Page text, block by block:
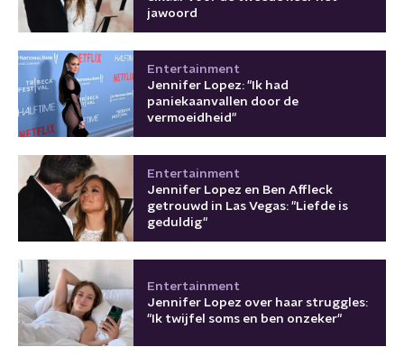
jawoord
Entertainment
Jennifer Lopez: "Ik had
paniekaanvallen door de
vermoeidheid"
Entertainment
Jennifer Lopez en Ben Affleck
getrouwd in Las Vegas: "Liefde is
geduldig"
Entertainment
Jennifer Lopez over haar struggles:
"Ik twijfel soms en ben onzeker"